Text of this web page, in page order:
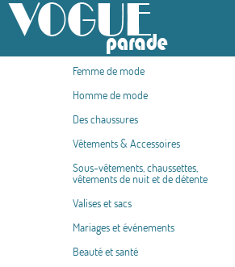
Femme de mode
Homme de mode
Des chaussures
Vêtements & Accessoires
Sous-vêtements, chaussettes,
vêtements de nuit et de détente
Valises et sacs
Mariages et événements
Beauté et santé